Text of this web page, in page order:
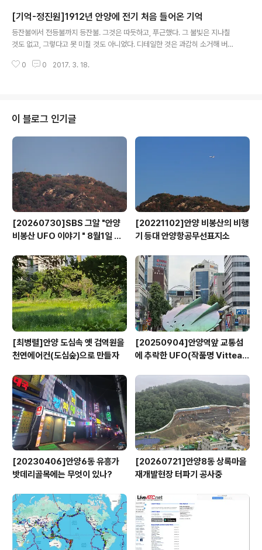
서 된 시내라는 뜻인가 보다. 이 물줄기가 양지편 앞, 벌모루 앞을 지나 흐르는
데, 안양 쪽으로 흘러가므로 안양천이라 부르다가 지금은 학의천이라 한다. 덕
장골 안의 두 실개울, 우리 집 옆을 흘러내린 물과 동편 사당골에서 흘러내린 물
[기억-정진원]1912년 안양에 전기 처음 들어온 기억
등잔불에서 전등불까지 등잔불. 그것은 따듯하고, 푸근했다. 그 불빛은 지나칠
것도 없고, 그렇다고 못 미칠 것도 아니었다. 디테일한 것은 과감히 소거해 버리
수 있을 정도의 어스름이었다. 등잔불에서는 할머니와 어머니와 사랑방 머슴의
다. 켜 있을 때는 있는 둥 마는 둥 했었지만 막상 꺼지고 나면 갑자기 칠흑 같은
어둠이 방안에 가득했었다. 그러면 됫박 성냥 알을 찾고, 화로에 남은 불씨를 찾
다보면 ..
0 0 2017. 3. 18.
이 블로그 인기글
[20260730]SBS 그알 "안양
비봉산 UFO 이야기 " 8월1일 방
[20221102]안양 비봉산의 비행
기 등대 안양항공무선표지소
[최병렬]안양 도심속 옛 검역원을
천연에어컨(도심숲)으로 만들자
[20250904]안양역앞 교통섬
에 추락한 UFO(작품명 Vitteau
[20230406]안양6동 유흥가
밧데리골목에는 무엇이 있나?
[20260721]안양8동 상록마을
재개발현장 터파기 공사중